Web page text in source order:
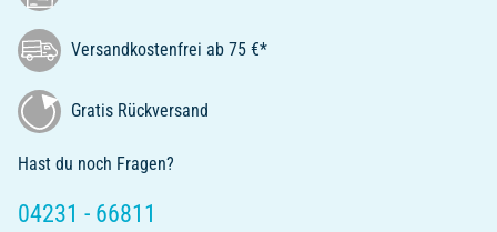
Versandkostenfrei ab 75 €*
Gratis Rückversand
Hast du noch Fragen?
04231 - 66811